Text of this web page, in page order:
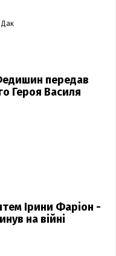
Дак
передав
Героя Василя
Ірини Фаріон -
на війні